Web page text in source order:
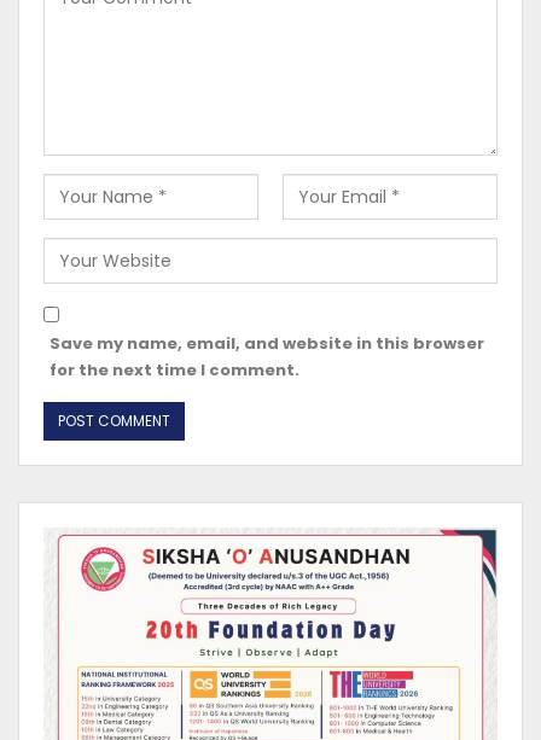
Save my name, email, and website in this browser
for the next time I comment.